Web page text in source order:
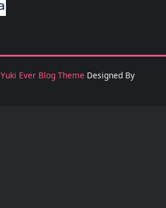
Yuki Ever Blog Theme Designed By